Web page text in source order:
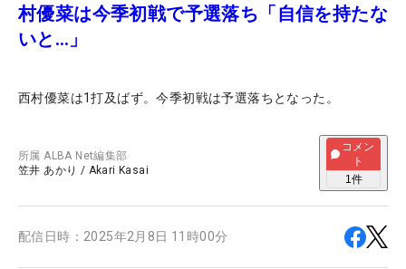
村優菜は今季初戦で予選落ち「自信を持たな
いと…」
西村優菜は1打及ばず。今季初戦は予選落ちとなった。
所属ALBA Net編集部
笠井 あかり / Akari Kasai
コメン
ト
1件
配信日時： 2025年2月8日 11時00分